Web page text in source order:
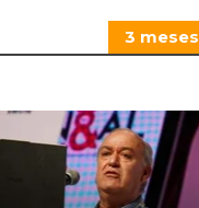
3 meses